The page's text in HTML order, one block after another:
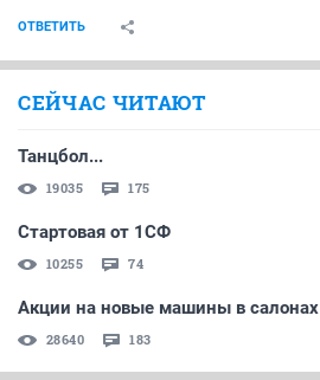
ОТВЕТИТЬ
СЕЙЧАС ЧИТАЮТ
Танцбол...
19035 175
Стартовая от 1СФ
10255 74
Акции на новые машины в салонах
28640 183